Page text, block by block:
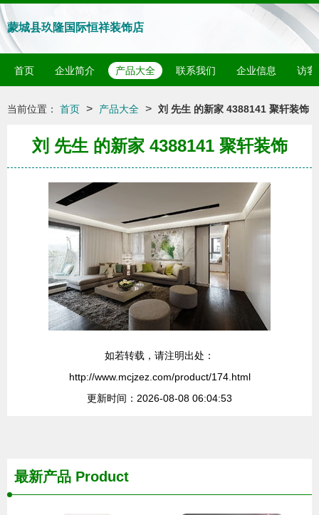
蒙城县玖隆国际恒祥装饰店
首页 企业简介 产品大全 联系我们 企业信息 访客
当前位置： 首页 > 产品大全 > 刘 先生 的新家 4388141 聚轩装饰
刘 先生 的新家 4388141 聚轩装饰
如若转载，请注明出处：
http://www.mcjzez.com/product/174.html
更新时间：2026-08-08 06:04:53
最新产品 Product